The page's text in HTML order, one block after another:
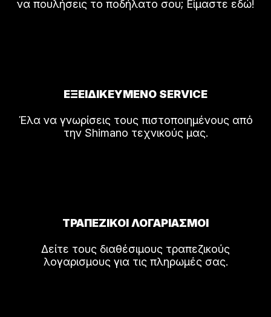
να πουλήσεις το ποδήλατο σου; Είμαστε εδώ!
ΕΞΕΙΔΙΚΕΥΜΕΝΟ SERVICE
Έλα να γνωρίσεις τους πιστοποιημένους από
την Shimano τεχνικούς μας.
ΤΡΑΠΕΖΙΚΟΙ ΛΟΓΑΡΙΑΣΜΟΙ
Δείτε τους διαθέσιμους τραπεζικούς
λογαρισμους για τις πληρωμές σας.